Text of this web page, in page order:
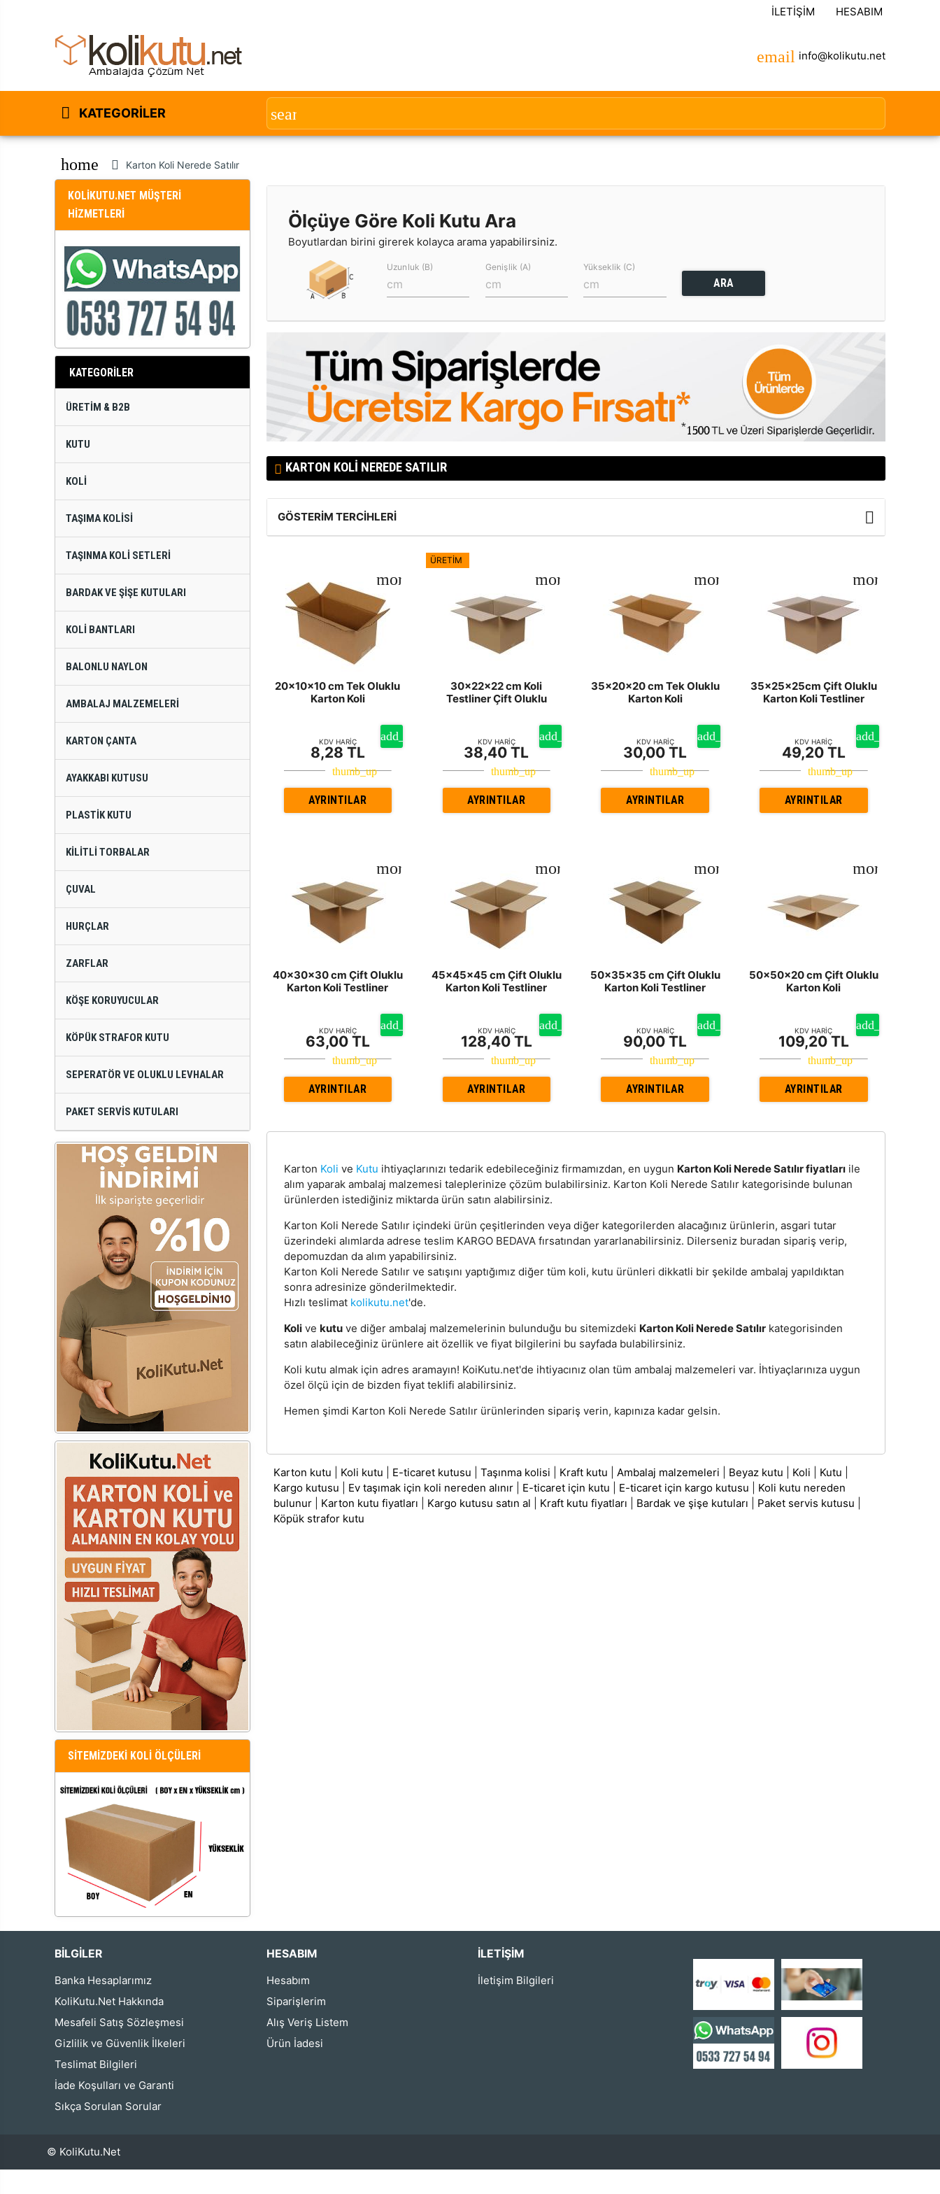
İLETIŞIM HESABIM
info@kolikutu.net
KATEGORILER
home Karton Koli Nerede Satılır
KOLİKUTU.NET MÜŞTERİ
HİZMETLERİ
KATEGORİLER
ÜRETIM & B2B
KUTU
KOLI
TAŞIMA KOLISI
TAŞINMA KOLI SETLERI
BARDAK VE ŞIŞE KUTULARI
KOLI BANTLARI
BALONLU NAYLON
AMBALAJ MALZEMELERI
KARTON ÇANTA
AYAKKABI KUTUSU
PLASTIK KUTU
KILITLI TORBALAR
ÇUVAL
HURÇLAR
ZARFLAR
KÖŞE KORUYUCULAR
KÖPÜK STRAFOR KUTU
SEPERATÖR VE OLUKLU LEVHALAR
PAKET SERVIS KUTULARI
SİTEMİZDEKİ KOLİ ÖLÇÜLERİ
Ölçüye Göre Koli Kutu Ara
Boyutlardan birini girerek kolayca arama yapabilirsiniz.
Uzunluk (B) Genişlik (A) Yükseklik (C)
ARA
KARTON KOLI NEREDE SATILIR
GÖSTERIM TERCIHLERI
20x10x10 cm Tek Oluklu
Karton Koli
KDV HARİÇ
8,28 TL
AYRINTILAR
ÜRETİM
30x22x22 cm Koli
Testliner Çift Oluklu
KDV HARİÇ
38,40 TL
AYRINTILAR
35x20x20 cm Tek Oluklu
Karton Koli
KDV HARİÇ
30,00 TL
AYRINTILAR
35x25x25cm Çift Oluklu
Karton Koli Testliner
KDV HARİÇ
49,20 TL
AYRINTILAR
40x30x30 cm Çift Oluklu
Karton Koli Testliner
KDV HARİÇ
63,00 TL
AYRINTILAR
45x45x45 cm Çift Oluklu
Karton Koli Testliner
KDV HARİÇ
128,40 TL
AYRINTILAR
50x35x35 cm Çift Oluklu
Karton Koli Testliner
KDV HARİÇ
90,00 TL
AYRINTILAR
50x50x20 cm Çift Oluklu
Karton Koli
KDV HARİÇ
109,20 TL
AYRINTILAR
Karton Koli ve Kutu ihtiyaçlarınızı tedarik edebileceğiniz firmamızdan, en uygun Karton Koli Nerede Satılır fiyatlarıile
alım yaparak ambalaj malzemesi taleplerinize çözüm bulabilirsiniz. Karton Koli Nerede Satılır kategorisinde bulunan
ürünlerden istediğiniz miktarda ürün satın alabilirsiniz.
Karton Koli Nerede Satılır içindeki ürün çeşitlerinden veya diğer kategorilerden alacağınız ürünlerin, asgari tutar
üzerindeki alımlarda adrese teslim KARGO BEDAVA fırsatından yararlanabilirsiniz. Dilerseniz buradan sipariş verip,
depomuzdan da alım yapabilirsiniz.
Karton Koli Nerede Satılır ve satışını yaptığımız diğer tüm koli, kutu ürünleri dikkatli bir şekilde ambalaj yapıldıktan
sonra adresinize gönderilmektedir.
Hızlı teslimat kolikutu.net'de.
Kolive kutuve diğer ambalaj malzemelerinin bulunduğu bu sitemizdeki Karton Koli Nerede Satılırkategorisinden
satın alabileceğiniz ürünlere ait özellik ve fiyat bilgilerini bu sayfada bulabilirsiniz.
Koli kutu almak için adres aramayın! KoiKutu.net'de ihtiyacınız olan tüm ambalaj malzemeleri var. İhtiyaçlarınıza uygun
özel ölçü için de bizden fiyat teklifi alabilirsiniz.
Hemen şimdi Karton Koli Nerede Satılır ürünlerinden sipariş verin, kapınıza kadar gelsin.
Karton kutu Koli kutu E-ticaret kutusu Taşınma kolisi Kraft kutu Ambalaj malzemeleri Beyaz kutu Koli Kutu
Kargo kutusu
Ev taşımak için koli nereden alınır| E-ticaret için kutu E-ticaret için kargo kutusu
Koli kutu nereden
bulunur| Karton kutu fiyatları Kargo kutusu satın al Kraft kutu fiyatları Bardak ve şişe kutuları Paket servis kutusu
Köpük strafor kutu
BİLGİLER
Banka Hesaplarımız
KoliKutu.Net Hakkında
Mesafeli Satış Sözleşmesi
Gizlilik ve Güvenlik İlkeleri
Teslimat Bilgileri
İade Koşulları ve Garanti
Sıkça Sorulan Sorular
HESABIM
Hesabım
Siparişlerim
Alış Veriş Listem
Ürün İadesi
İLETIŞIM
İletişim Bilgileri
© KoliKutu.Net